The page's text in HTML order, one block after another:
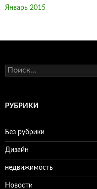
Январь 2015
Н
а
иРУБРИКИ
Без рубрики
Дизайн
недвижимость
Новости